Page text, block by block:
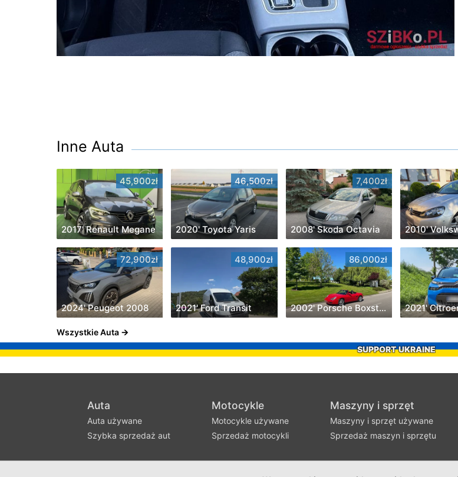
Inne Auta
45,900zł
2017' Renault Megane
46,500zł
2020' Toyota Yaris
7,400zł
2008' Skoda Octavia 2010'
72,900zł
2024' Peugeot 2008
48,900zł
2021' Ford Transit
86,000zł
2002' Porsche Boxster
Wszystkie Auta
SUPPORT UKRAINE
Auta
Auta używane
Szybka sprzedaż aut
Motocykle
Motocykle używane
Sprzedaż motocykli
Maszyny i sprzęt
Maszyny i sprzęt używane
Sprzedaż maszyn i sprzętu